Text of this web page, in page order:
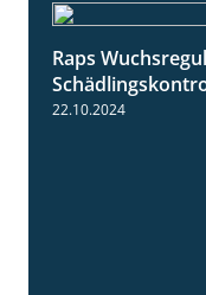
Raps
22.10.2024